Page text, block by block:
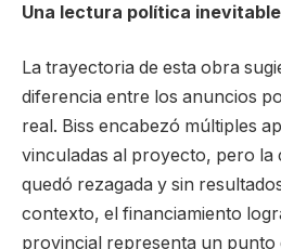
Una lectura política inevitable
La trayectoria de esta obra
diferencia entre los anuncios
real. Biss encabezó múltiples
vinculadas al proyecto, pero la
quedó rezagada y sin
contexto, el financiamiento
provincial representa un punto